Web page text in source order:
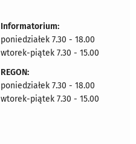
Informatorium:
poniedziałek 7.30 - 18.00
wtorek-piątek 7.30 - 15.00
REGON:
poniedziałek 7.30 - 18.00
wtorek-piątek 7.30 - 15.00